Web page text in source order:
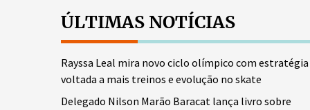
ÚLTIMAS NOTÍCIAS
Rayssa Leal mira novo ciclo olímpico com estratégia
voltada a mais treinos e evolução no skate
Delegado Nilson Marão Baracat lança livro sobre